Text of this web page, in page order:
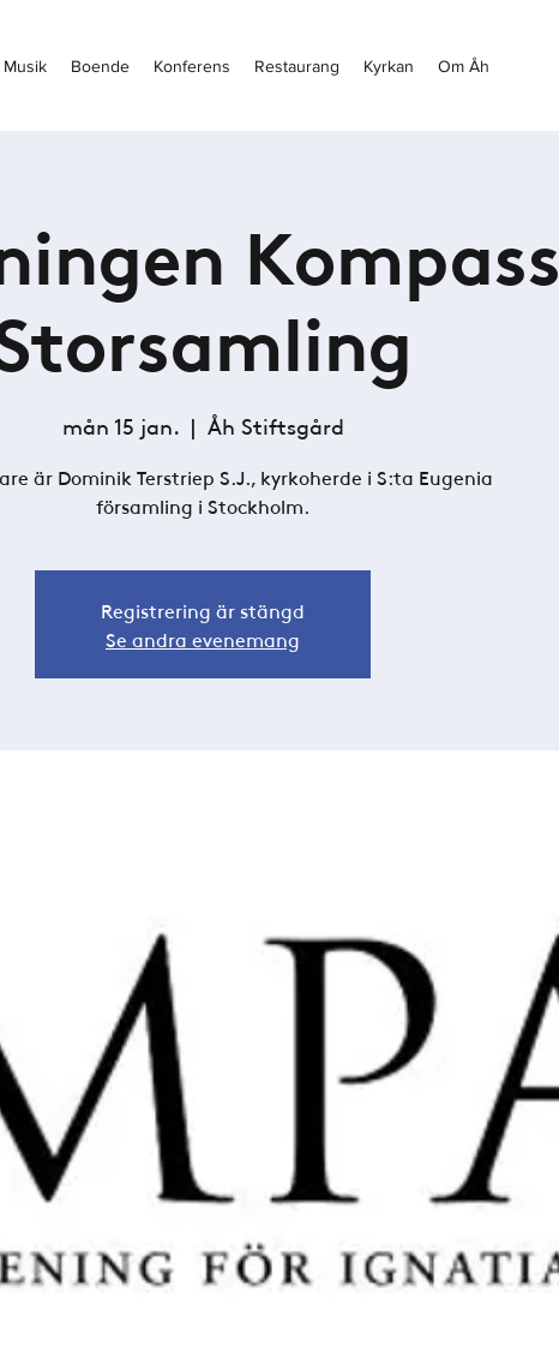
Musik Boende Konferens Restaurang Kyrkan Om Åh
Kompass
mån 15 jan.
  |
Åh Stiftsgård
är Dominik Terstriep S.J., kyrkoherde i S:ta Eugenia
församling i Stockholm.
Registrering är stängd
Se andra evenemang